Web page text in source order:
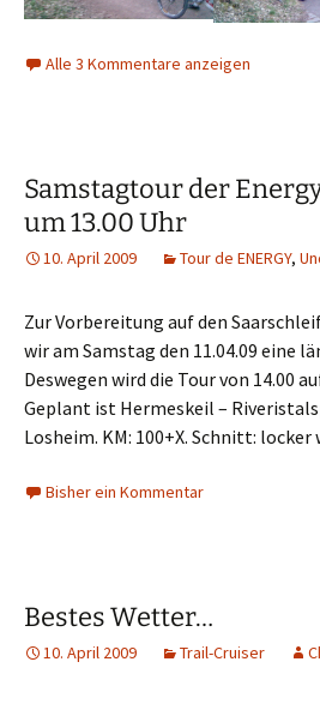
Alle 3 Kommentare anzeigen
Samstagtour der
um 13.00 Uhr
10. April 2009 Tour de ENERGY,
Zur Vorbereitung auf den
wir am Samstag den 11.04.09 eine
Deswegen wird die Tour von 14.00
Geplant ist Hermeskeil –
Losheim. KM: 100+X. Schnitt: locker
Bisher ein Kommentar
Bestes Wetter…
10. April 2009 Trail-Cruiser